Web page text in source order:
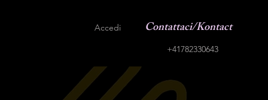
Accedi Contattaci/Kontact
+41782330643